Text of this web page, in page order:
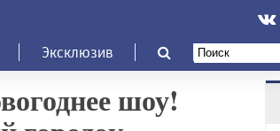
Эксклюзив
шоу!